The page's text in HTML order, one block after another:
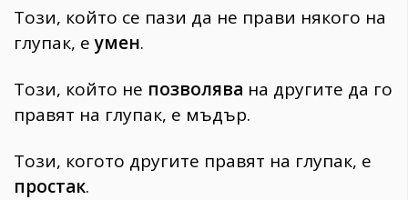
Този, който се пази да не прави някого на
глупак, еумен.
Този, който не позволява на другите да го
правят на глупак, е мъдър.
Този, когото другите правят на глупак, е
простак.